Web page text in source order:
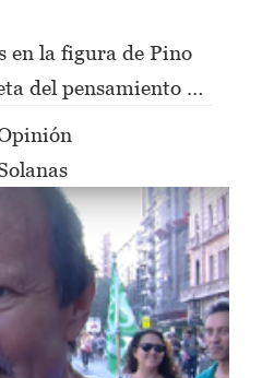
en la figura de Pino
del pensamiento de